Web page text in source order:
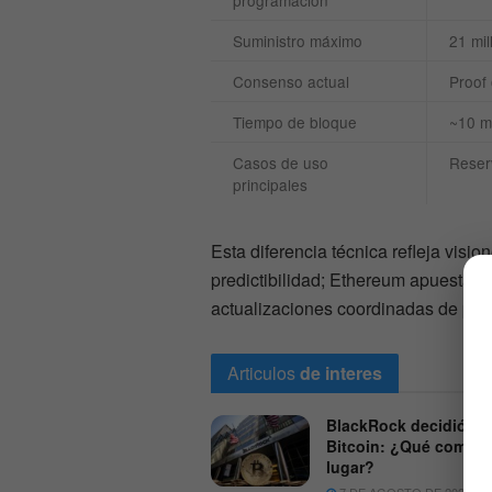
Suministro máximo 21
Consenso actual
Proof
Tiempo de bloque
~10
Casos de uso
principales
Esta diferencia técnica refleja
predictibilidad; Ethereum apuesta
actualizaciones coordinadas de
Articulosde interes
BlackRock decidió
Bitcoin: ¿Qué compró
lugar?